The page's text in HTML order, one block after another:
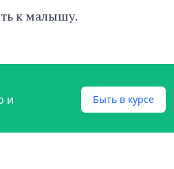
к малышу.
и
Быть в курсе